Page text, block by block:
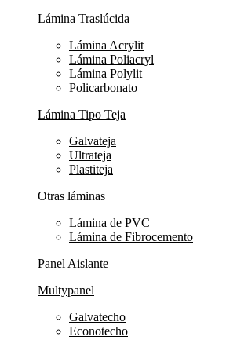
Lámina Traslúcida
Lámina Acrylit
Lámina Poliacryl
Lámina Polylit
Policarbonato
Lámina Tipo Teja
Galvateja
Ultrateja
Plastiteja
Otras láminas
Lámina de PVC
Lámina de Fibrocemento
Panel Aislante
Multypanel
Galvatecho
Econotecho